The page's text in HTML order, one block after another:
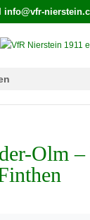
info@vfr-
Olm